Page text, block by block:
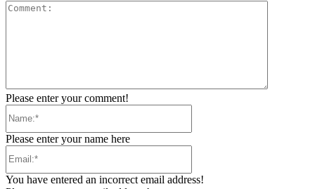
Please enter your comment!
Please enter your name here
You have entered an incorrect email address!